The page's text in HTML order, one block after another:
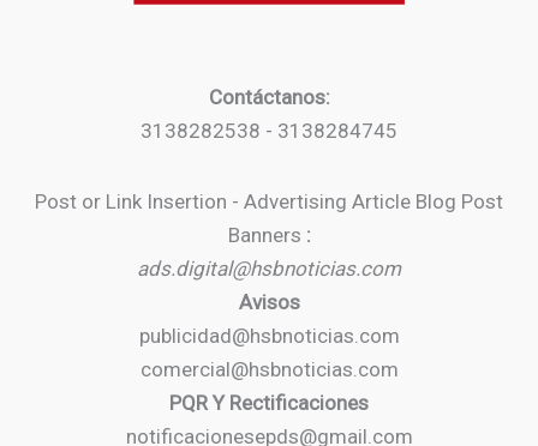
Contáctanos:
3138282538 - 3138284745
Post or Link Insertion - Advertising Article Blog Post
Banners :
ads.digital@hsbnoticias.com
Avisos
publicidad@hsbnoticias.com
comercial@hsbnoticias.com
PQR Y Rectificaciones
notificacionesepds@gmail.com